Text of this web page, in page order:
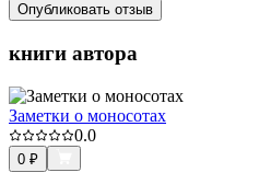
Опубликовать отзыв
книги автора
Заметки о моносотах
0.0
0 ₽